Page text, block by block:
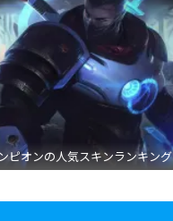
ピオンの人気スキンランキング